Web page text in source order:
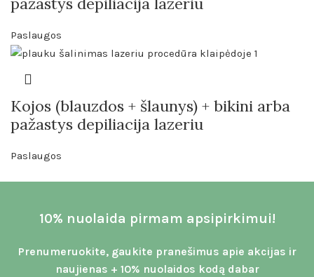
Paslaugos
Kojos (blauzdos + šlaunys) + bikini arba
pažastys depiliacija lazeriu
Paslaugos
10% nuolaida pirmam apsipirkimui!
Prenumeruokite, gaukite pranešimus apie akcijas ir
naujienas + 10% nuolaidos kodą dabar